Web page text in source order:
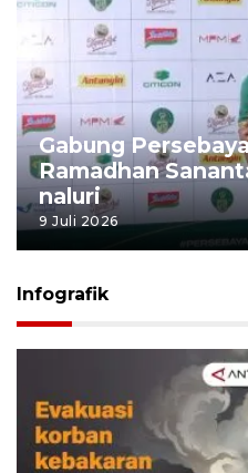
Gabung
Ramadhan
naluri
9 Juli 2026
Infografik